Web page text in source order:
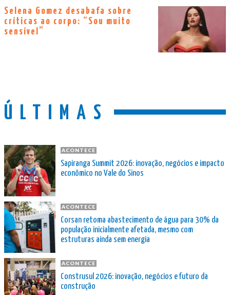
Selena Gomez desabafa sobre
críticas ao corpo: “Sou muito
sensível”
ÚLTIMAS
ACONTECE
Sapiranga Summit 2026: inovação, negócios e impacto
econômico no Vale do Sinos
ACONTECE
Corsan retoma abastecimento de água para 30% da
população inicialmente afetada, mesmo com
estruturas ainda sem energia
ACONTECE
Construsul 2026: inovação, negócios e futuro da
construção